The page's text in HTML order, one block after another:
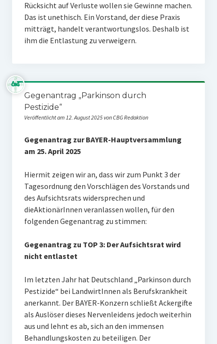
Rücksicht auf Verluste wollen sie Gewinne machen.
Das ist unethisch. Ein Vorstand, der diese Praxis
mitträgt, handelt verantwortungslos. Deshalb ist
ihm die Entlastung zu verweigern.
Gegenantrag „Parkinson durch
Pestizide“
Veröffentlicht am 12. August 2025 von CBG Redaktion
Gegenantrag zur BAYER-Hauptversammlung
am 25. April 2025
Hiermit zeigen wir an, dass wir zum Punkt 3 der
Tagesordnung den Vor­schlägen des Vorstands und
des Aufsichtsrats widersprechen und
dieAktionärInnen veranlassen wollen, für den
folgenden Gegenantrag zu stimmen:
Gegenantrag zu TOP 3: Der Aufsichtsrat wird
nicht entlastet
Im letzten Jahr hat Deutschland „Parkinson durch
Pestizide“ bei LandwirtInnen als Berufskrankheit
anerkannt. Der BAYER-Konzern schließt Ackergifte
als Auslöser dieses Nervenleidens jedoch weiterhin
aus und lehnt es ab, sich an den immensen
Behandlungskosten zu beteiligen. Der